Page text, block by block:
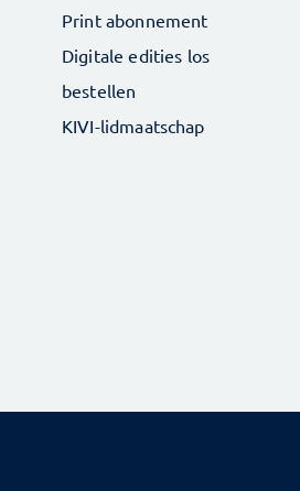
Print abonnement
Digitale edities los
bestellen
KIVI-lidmaatschap